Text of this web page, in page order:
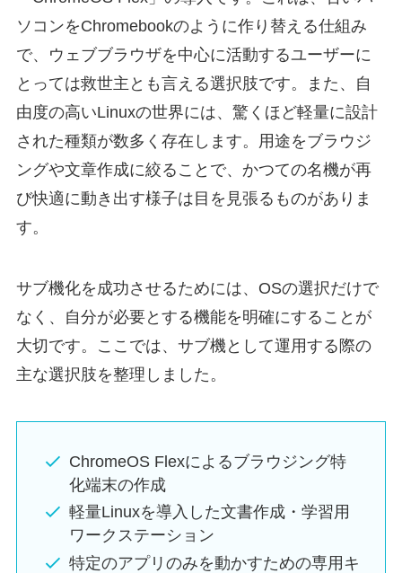
ソコンをChromebookのように作り替える仕組み
で、ウェブブラウザを中心に活動するユーザーに
とっては救世主とも言える選択肢です。また、自
由度の高いLinuxの世界には、驚くほど軽量に設計
された種類が数多く存在します。用途をブラウジ
ングや文章作成に絞ることで、かつての名機が再
び快適に動き出す様子は目を見張るものがありま
す。
サブ機化を成功させるためには、OSの選択だけで
なく、自分が必要とする機能を明確にすることが
大切です。ここでは、サブ機として運用する際の
主な選択肢を整理しました。
ChromeOS Flexによるブラウジング特
化端末の作成
軽量Linuxを導入した文書作成・学習用
ワークステーション
特定のアプリのみを動かすための専用キ